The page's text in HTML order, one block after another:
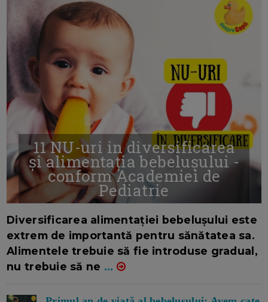
11 NU-uri in diversificarea
și alimentația bebelușului -
conform Academiei de
Pediatrie
Diversificarea alimentației bebelușului este
extrem de importantă pentru sănătatea sa.
Alimentele trebuie să fie introduse gradual,
nu trebuie să ne ...